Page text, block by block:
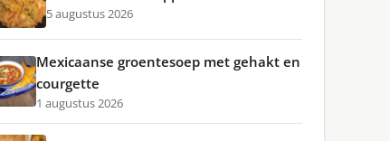
5 augustus 2026
Mexicaanse groentesoep met gehakt en
courgette
1 augustus 2026